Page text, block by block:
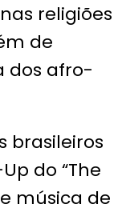
religiões
de
dos afro-
brasileiros
do “The
música de